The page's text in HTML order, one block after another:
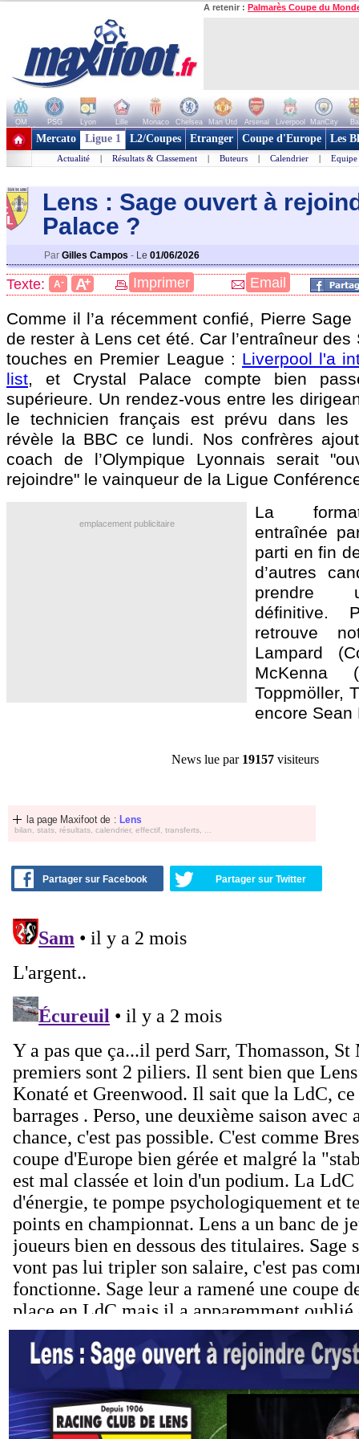
A retenir : Palmarès Coupe du
OM PSG Lyon Lille Monaco Chelsea Man Utd Arsenal Liverpool ManCity
+ de clubs
Mercato Ligue 1 L2/Coupes Etranger Coupe d'Europe Les
Actualité | Résultats & Classement | Buteurs | Calendrier | Equipe
Lens : Sage ouvert à
Palace ?
Par Gilles Campos - Le 01/06/2026
Texte: A- A+ Imprimer Email
Comme il l’a récemment confié, Pierre Sage
de rester à Lens cet été. Car l’entraîneur des
touches en Premier League : Liverpool l'a
list, et Crystal Palace compte bien
supérieure. Un rendez-vous entre les
le technicien français est prévu dans les
révèle la BBC ce lundi. Nos confrères
coach de l’Olympique Lyonnais serait
rejoindre" le vainqueur de la Ligue
emplacement publicitaire
La
entraînée
parti en fin
d’autres
prendre
définitive.
retrouve
Lampard
McKenna
Toppmöller,
encore Sean
News lue par 19157 visiteurs
la page Maxifoot de : Lens
bilan, stats, résultats, calendrier, effectif, transferts, ...
Partager sur Facebook Partager sur Twitter